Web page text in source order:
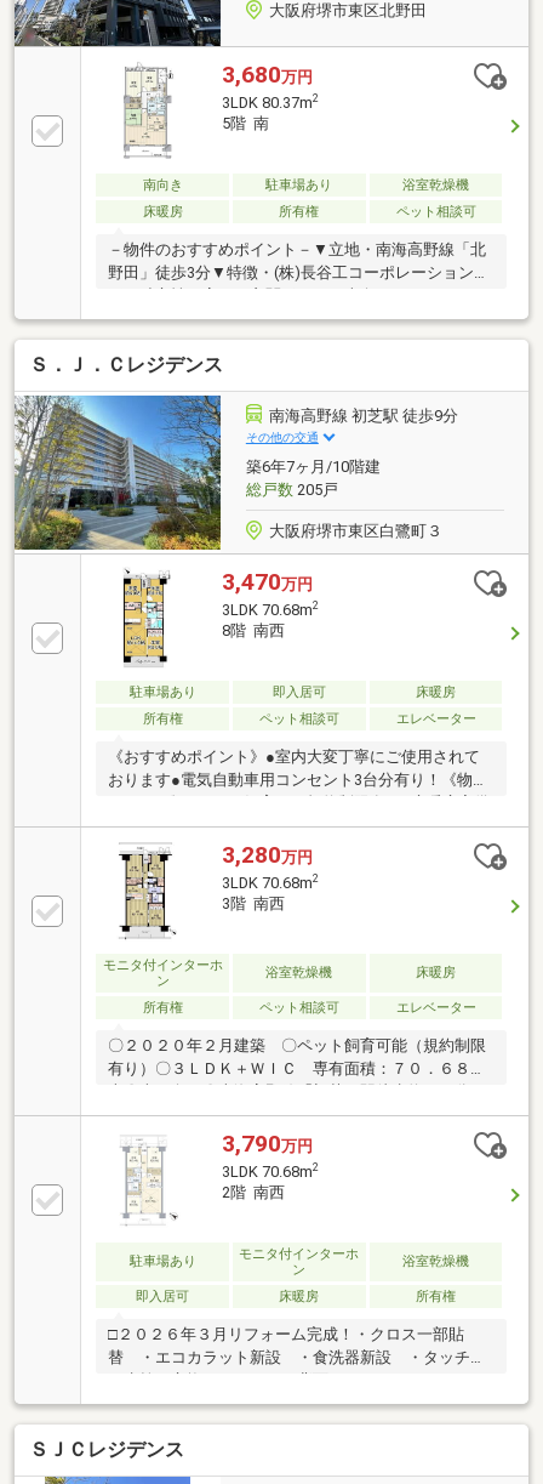
大阪府堺市東区北野田
3,680万円
3LDK 80.37m2
5階 南
南向き 駐車場あり
浴室乾燥機
床暖房
所有権 ペット相談可
－物件のおすすめポイント－▼立地・南海高野線「北
野田」徒歩3分▼特徴・(株)長谷工コーポレーション施
工・独立性を高める玄関ポーチ・南向きバルコニーが
面したLD・会話の弾む対面式キッチン採用・LDと隣接
した和室は多用途に活用可能・和室・各洋室・廊下に
収納、洗面室にリネン庫を設置・ペット飼育可能(規約
制限有)▼設備・床暖房(LD部分)・浴室乾燥機・宅配ボ
ックス▼周辺環境・ベルヒル北野田 徒歩3分(約
240m)■ ご希望の住まい探しをお手伝いします
━━━━━・・・物件の詳細・ご相談はお気軽にお問
い合わせください。
Ｓ．Ｊ．Ｃレジデンス
南海高野線 初芝駅 徒歩9分
その他の交通
築6年7ヶ月/10階建
総戸数205戸
大阪府堺市東区白鷺町３
3,470万円
3LDK 70.68m2
8階 南西
駐車場あり 即入居可
床暖房
所有権
ペット相談可 エレベーター
《おすすめポイント》●室内大変丁寧にご使用されて
おります●電気自動車用コンセント3台分有り！《物件
について》●ペット飼育可（規約制限有）●床暖房完備
で、寒い季節は足元からぽかぽかに温まります《周辺
について》●白鷺小学校 徒歩約16分●中百舌鳥中学
校 徒歩約21分●サンプラザ白鷺店 自転車で約2分●
セブンイレブン堺白鷺町3丁店 徒歩約1分【お客様
へ】当社では諸事情によりインターネットに掲載され
ていない物件も多数取り扱っておりますお気軽にお問
い合わせ下さいませローンのご相談、お問い合わせは
通話料無料の0120-521-021までお気軽にご連絡下さい
3,280万円
3LDK 70.68m2
3階 南西
モニタ付インターホ
ン
浴室乾燥機 床暖房
所有権 ペット相談可 エレベーター
〇２０２０年２月建築 〇ペット飼育可能（規約制限
有り）〇３ＬＤＫ＋ＷＩＣ 専有面積：７０．６８平
米〇南西向き〇南海高野線「初芝」駅徒歩約１０分
3,790万円
3LDK 70.68m2
2階 南西
駐車場あり
モニタ付インターホ
ン
浴室乾燥機
即入居可 床暖房 所有権
□２０２６年３月リフォーム完成！・クロス一部貼
替 ・エコカラット新設 ・食洗器新設 ・タッチレ
ス水栓に交換 ・キッチン背面にハイフロアカウンタ
ー＋吊戸棚新設 ・照明器具新設 ・レースカーテン
設置 ・玄関照明センサー付きに交換 ・ハウスクリ
ーニング など ※トイレは希望があればウォシュレ
ット部分交換可能です。 ガスコンロも希望があれば
ＳＪＣレジデンス